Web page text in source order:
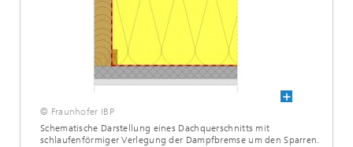
© Fraunhofer IBP
Schematische Darstellung eines Dachquerschnitts mit
schlaufenförmiger Verlegung der Dampfbremse um den Sparren.